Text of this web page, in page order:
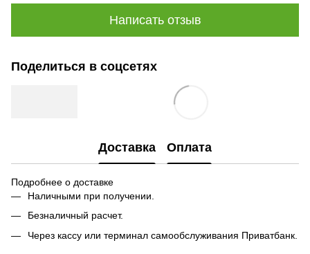
Написать отзыв
Поделиться в соцсетях
Доставка Оплата
Подробнее о доставке
Наличными при получении.
Безналичный расчет.
Через кассу или терминал самообслуживания Приватбанк.